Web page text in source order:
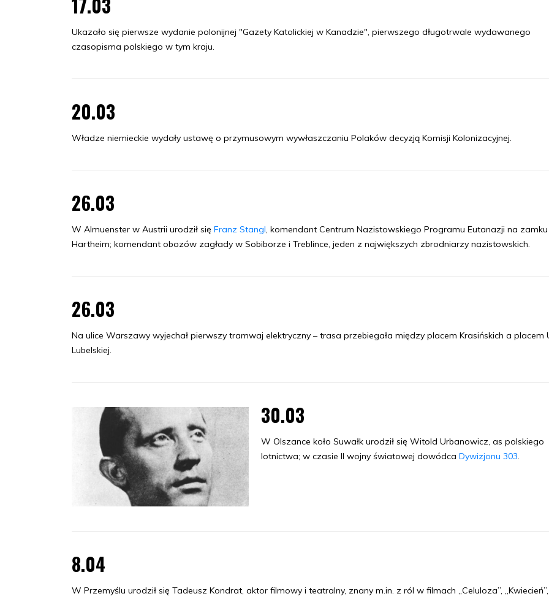
Ukazało się pierwsze wydanie polonijnej "Gazety Katolickiej w Kanadzie", pierwszego długotrwale wydawanego
czasopisma polskiego w tym kraju.
20.03
Władze niemieckie wydały ustawę o przymusowym wywłaszczaniu Polaków decyzją Komisji Kolonizacyjnej.
26.03
W Almuenster w Austrii urodził się Franz Stangl , komendant Centrum Nazistowskiego Programu Eutanazji na zamku
Hartheim; komendant obozów zagłady w Sobiborze i Treblince, jeden z największych zbrodniarzy nazistowskich.
26.03
Na ulice Warszawy wyjechał pierwszy tramwaj elektryczny – trasa przebiegała między placem Krasińskich a placem
Lubelskiej.
30.03
W Olszance koło Suwałk urodził się Witold Urbanowicz, as polskiego
lotnictwa; w czasie II wojny światowej dowódca Dywizjonu 303
8.04
W Przemyślu urodził się Tadeusz Kondrat, aktor filmowy i teatralny, znany m.in. z ról w filmach „Celuloza”, „Kwiecień”,